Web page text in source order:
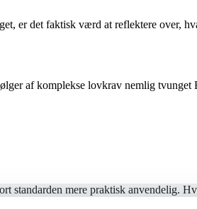
er det faktisk værd at reflektere over,
af komplekse lovkrav nemlig
standarden mere praktisk anvendelig.